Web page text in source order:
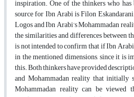
inspiration. One of the thinkers who has
source for Ibn Arabi is Filon
Logos and Ibn Arabi’s Mohammadan
the similarities and differences between
is not intended to confirm that if Ibn
in the mentioned dimensions, since it is
this. Both thinkers have provided
and Mohammadan reality that initially
Mohammadan reality can be viewed